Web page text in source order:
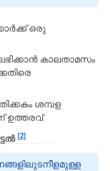
ഒരു
കാലതാമസം
ശമ്പള
ഉത്തരവ്
[2]